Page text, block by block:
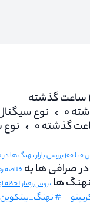
نوع
نااریب
صرافی ها بهخلاصه
نهنگ هابررسی رفتار
# نهنگ_بیتکوین